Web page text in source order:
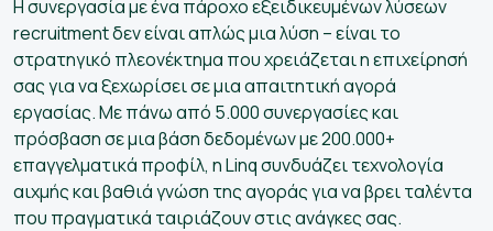
Η συνεργασία με ένα πάροχο εξειδικευμένων λύσεων
recruitment δεν είναι απλώς μια λύση – είναι το
στρατηγικό πλεονέκτημα που χρειάζεται η επιχείρησή
σας για να ξεχωρίσει σε μια απαιτητική αγορά
εργασίας. Με πάνω από 5.000 συνεργασίες και
πρόσβαση σε μια βάση δεδομένων με 200.000+
επαγγελματικά προφίλ, η Linq συνδυάζει τεχνολογία
αιχμής και βαθιά γνώση της αγοράς για να βρει ταλέντα
που πραγματικά ταιριάζουν στις ανάγκες σας.